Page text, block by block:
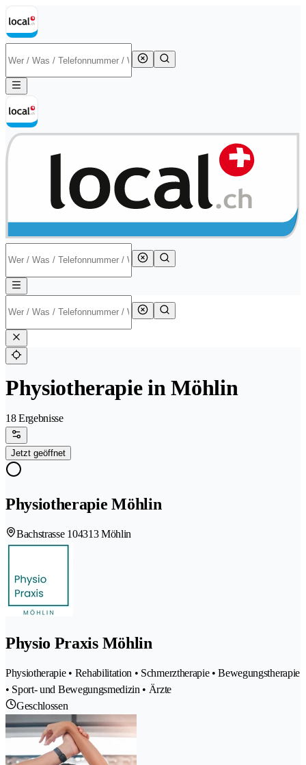
Physiotherapie in Möhlin
18 Ergebnisse
Jetzt geöffnet
Physiotherapie Möhlin
Bachstrasse 104313 Möhlin
Physio Praxis Möhlin
Physiotherapie • Rehabilitation • Schmerztherapie • Bewegungstherapie
• Sport- und Bewegungsmedizin • Ärzte
Geschlossen